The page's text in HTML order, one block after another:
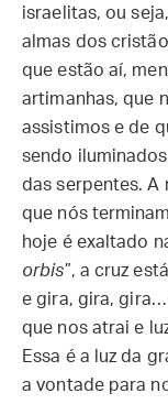
israelitas, ou
almas dos
que estão aí,
artimanhas, que
assistimos e de
sendo
das serpentes. A
que nós
hoje é exaltado
orbis”, a cruz
e gira, gira, gira…
que nos atrai e
Essa é a luz da
a vontade para